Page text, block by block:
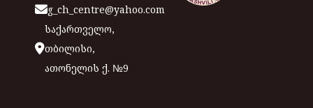
g_ch_centre@yahoo.com
საქართველო,
თბილისი,
ათონელის ქ. №9